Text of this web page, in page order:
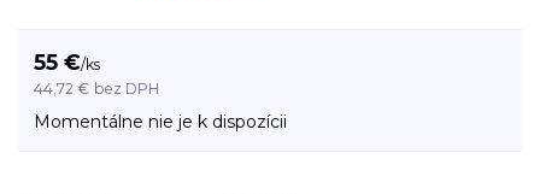
55 €/ks
44,72 € bez DPH
Momentálne nie je k dispozícii